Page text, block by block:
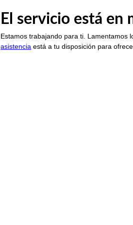
El servicio está en
Estamos trabajando para ti. Lamentamos
asistencia está a tu disposición para